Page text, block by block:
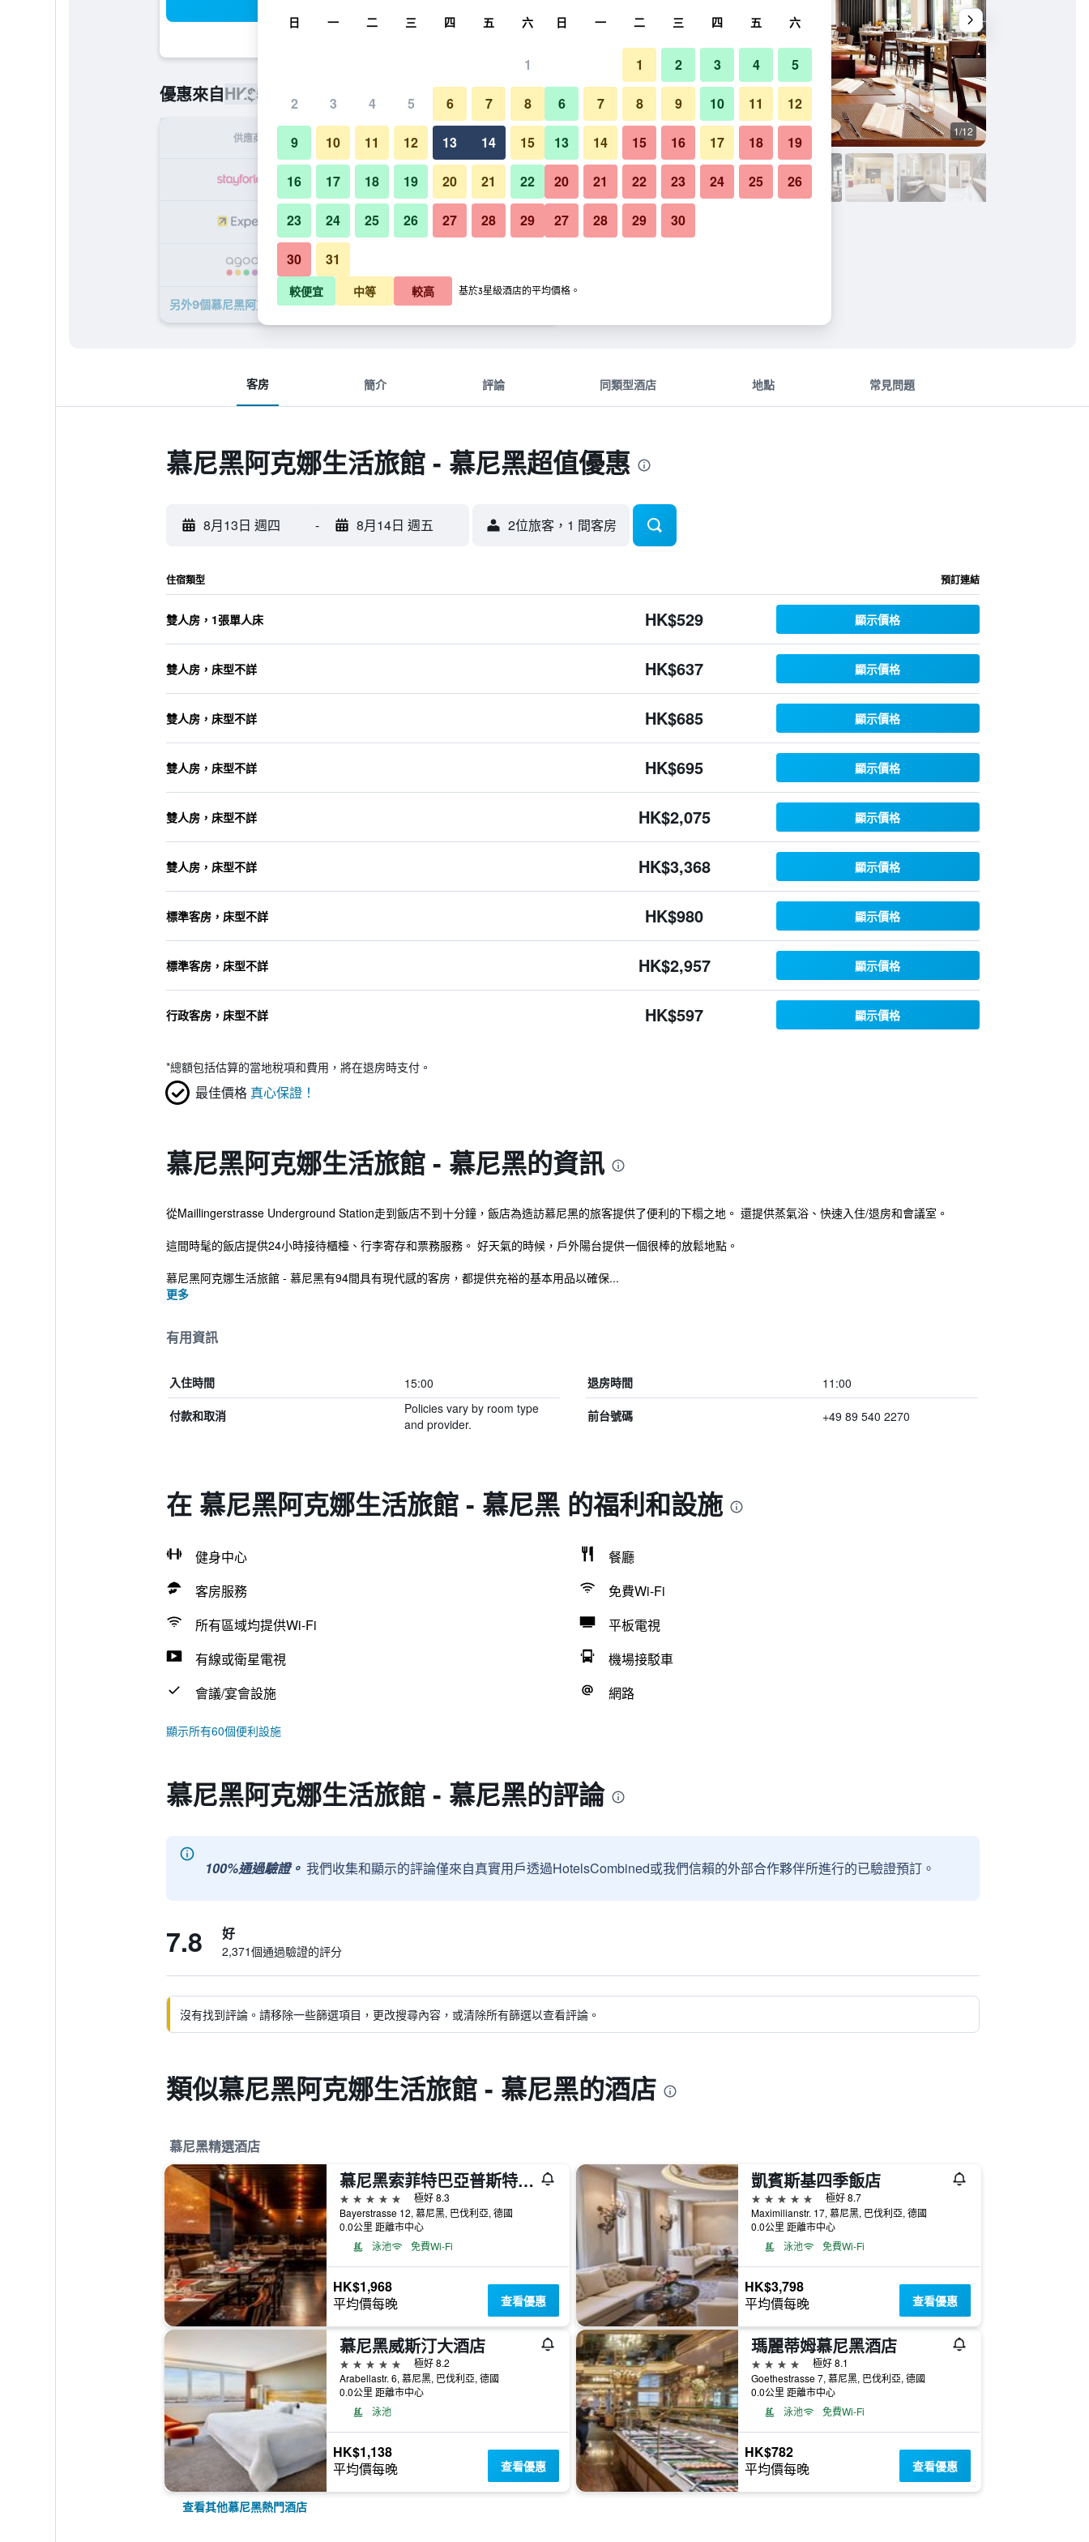
優惠來自HK$529
供應商 每晚總額
HK$529 查看優惠
HK$597 查看優惠
另外9個慕尼黑阿克娜生活旅館 - 慕尼黑​的優惠
餐廳 1/12
慕尼黑阿克娜生活旅館 - 慕尼黑的照片
客房 簡介 評論 同類型酒店 地點 常見問題
慕尼黑阿克娜生活旅館 - 慕尼黑超值優惠
8月13日 週四 - 8月14日 週五 2位旅客，1 間客房
住宿類型 預訂連結
雙人房，1張單人床 HK$529 顯示價格
雙人房，床型不詳 HK$637 顯示價格
雙人房，床型不詳 HK$685 顯示價格
雙人房，床型不詳 HK$695 顯示價格
雙人房，床型不詳 HK$2,075 顯示價格
雙人房，床型不詳 HK$3,368 顯示價格
標準客房，床型不詳 HK$980 顯示價格
標準客房，床型不詳 HK$2,957 顯示價格
行政客房，床型不詳 HK$597 顯示價格
*總額包括估算的當地稅項和費用，將在退房時支付。
最佳價格 真心保證！
慕尼黑阿克娜生活旅館 - 慕尼黑的資訊
從Maillingerstrasse Underground Station走到飯店不到十分鐘，飯店為造訪慕尼黑的旅客提供了便利的下榻之地。 還提供蒸氣浴、快速入住/退房和會議室。
這間時髦的飯店提供24小時接待櫃檯、行李寄存和票務服務。 好天氣的時候，戶外陽台提供一個很棒的放鬆地點。
慕尼黑阿克娜生活旅館 - 慕尼黑有94間具有現代感的客房，都提供充裕的基本用品以確保...
更多
有用資訊
入住時間 15:00 退房時間 11:00
付款和取消
Policies vary by room type
and provider.
前台號碼 +49 89 540 2270
在 慕尼黑阿克娜生活旅館 - 慕尼黑 的福利和設施
健身中心
餐廳
客房服務
免費Wi-Fi
所有區域均提供Wi-Fi
平板電視
有線或衛星電視
機場接駁車
會議/宴會設施
網路
顯示所有60個便利設施
慕尼黑阿克娜生活旅館 - 慕尼黑的評論
100%通過驗證。 我們收集和顯示的評論僅來自真實用戶透過HotelsCombined或我們信賴的外部合作夥伴所進行的已驗證預訂。
7.8 好
2,371個通過驗證的評分
沒有找到評論。請移除一些篩選項目，更改搜尋內容，或清除所有篩選以查看評論。
類似慕尼黑阿克娜生活旅館 - 慕尼黑的酒店
慕尼黑精選酒店
慕尼黑索菲特巴亞普斯特酒店
5星級
極好 8.3
Bayerstrasse 12, 慕尼黑, 巴伐利亞, 德國
0.0公里 距離市中心
泳池
免費Wi-Fi
HK$1,968
平均價每晚 查看優惠
凱賓斯基四季飯店
5星級
極好 8.7
Maximilianstr. 17, 慕尼黑, 巴伐利亞, 德國
0.0公里 距離市中心
泳池
免費Wi-Fi
HK$3,798
平均價每晚 查看優惠
慕尼黑威斯汀大酒店
5星級
極好 8.2
Arabellastr. 6, 慕尼黑, 巴伐利亞, 德國
0.0公里 距離市中心
泳池
HK$1,138
平均價每晚 查看優惠
瑪麗蒂姆慕尼黑酒店
4星級
極好 8.1
Goethestrasse 7, 慕尼黑, 巴伐利亞, 德國
0.0公里 距離市中心
泳池
免費Wi-Fi
HK$782
平均價每晚 查看優惠
查看其他慕尼黑熱門酒店
日 一 二 三 四 五 六
1
2 3 4 5 6 7 8
9 10 11 12 13 14 15
16 17 18 19 20 21 22
23 24 25 26 27 28 29
30 31
日 一 二 三 四 五 六
1 2 3 4 5
6 7 8 9 10 11 12
13 14 15 16 17 18 19
20 21 22 23 24 25 26
27 28 29 30
較便宜 中等 較高 基於3星級酒店的平均價格。